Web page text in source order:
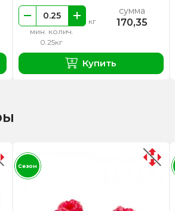
мин. колич.
0.25кг
кг
сумма
170,35
Купить
Сезон